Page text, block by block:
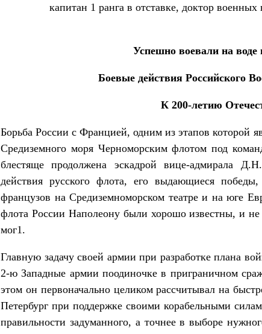
капитан 1 ранга в отставке, доктор
Успешно воевали на
Боевые действия Российского
К 200-летию
Борьба России с Францией, одним из этапов которой
Средиземного моря Черноморским флотом под
блестяще продолжена эскадрой вице-адмирала
действия русского флота, его выдающиеся
французов на Средиземноморском театре и на юге
флота России Наполеону были хорошо известны, и
мог1.
Главную задачу своей армии при разработке плана
2-ю Западные армии поодиночке в приграничном
этом он первоначально целиком рассчитывал на
Петербург при поддержке своими корабельными
правильности задуманного, а точнее в выборе